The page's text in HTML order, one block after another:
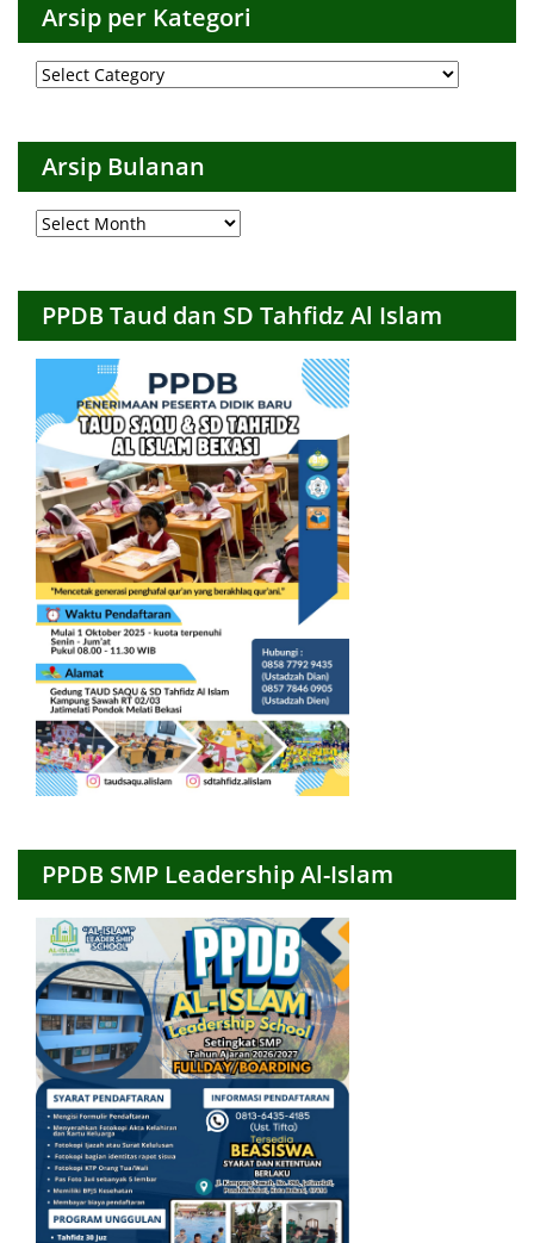
Arsip per Kategori
Arsip
per
Arsip Bulanan
Arsip
Bulanan
PPDB Taud dan SD Tahfidz Al Islam
PPDB SMP Leadership Al-Islam